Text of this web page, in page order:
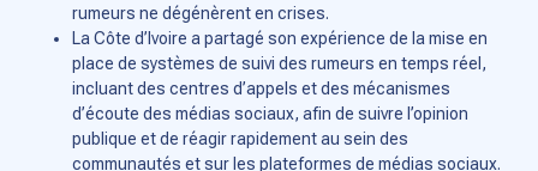
rumeurs ne dégénèrent en crises.
La Côte d’Ivoire a partagé son expérience de la mise en
place de systèmes de suivi des rumeurs en temps réel,
incluant des centres d’appels et des mécanismes
d’écoute des médias sociaux, afin de suivre l’opinion
publique et de réagir rapidement au sein des
communautés et sur les plateformes de médias sociaux.